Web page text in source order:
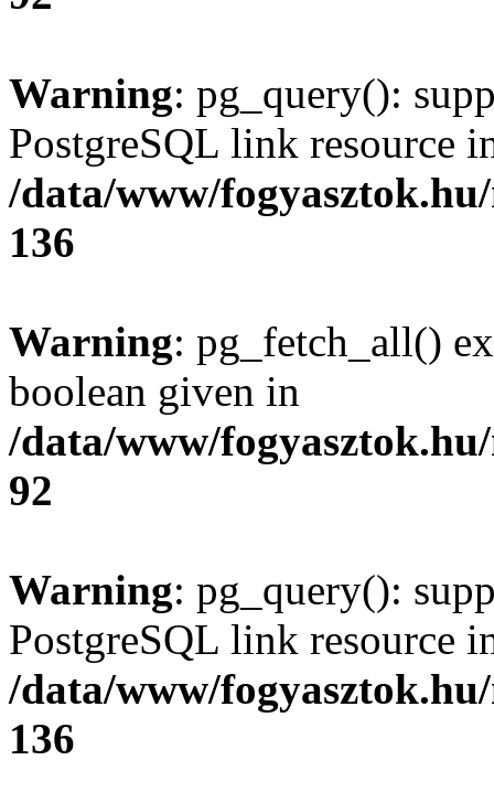
Warning: pg_query():
PostgreSQL link resource
/data/www/
136
Warning: pg_fetch_all()
boolean given in
/data/www/
92
Warning: pg_query():
PostgreSQL link resource
/data/www/
136